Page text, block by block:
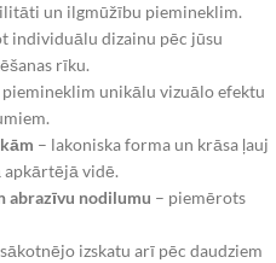
un ilgmūžību piemineklim.
individuālu dizainu pēc jūsu
rīku.
unikālu vizuālo efektu
– lakoniska forma un krāsa ļauj
apkārtējā vidē.
abrazīvu nodilumu – piemērots
izskatu arī pēc daudziem